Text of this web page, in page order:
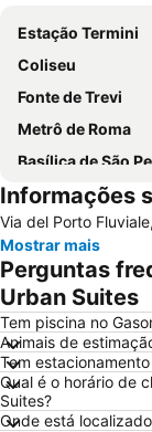
Estação Termini
Coliseu
Fonte de Trevi
Metrô de Roma
Basílica de São
Termini Metro
Prati
Basílica de Santa
International Airport
Trevi
Lungotevere
Museu Vaticano
Colosseo Metro
Informações
Via del Porto
Mostrar mais
Perguntas
Urban Suites
Tem piscina no
Animais de
Tem
Qual é o horário de
Suites?
Onde está